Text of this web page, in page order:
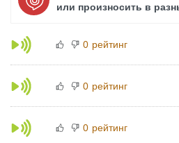
или произносить в
0 рейтинг
0 рейтинг
0 рейтинг